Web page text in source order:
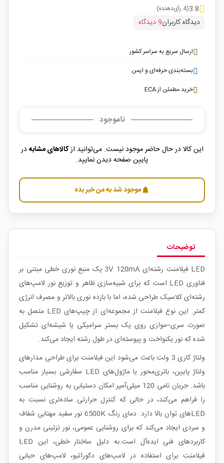
3.8(4 رأی‌دهنده)
دیدگاه کاربران9 دیدگاه
ارسال سریع به سراسر کشور
بسته‌بندی حرفه‌ای و ایمن
خرید مطمئن از ECA
ناموجود
این کالا در حال حاضر موجود نیست. می‌توانید ازکالاهای مشابهدر
پایین صفحه دیدن نمایید.
notificationsموجود شد به من خبر بده
توضیحات
LED فیلامنت رشته‌ای 3V 120mA یک منبع نوری خطی مبتنی بر
فناوری LED است که برای شبیه‌سازی ظاهر و توزیع نور لامپ‌های
رشته‌ای کلاسیک طراحی شده، اما با بازده نوری بالاتر و مصرف انرژی
کمتر. این نوع فیلامنت از مجموعه‌ای از چیپ‌های LED متصل به
صورت سری–موازی روی یک بستر سرامیکی یا شیشه‌ای تشکیل
شده که نور یکنواخت و پیوسته‌ای در طول رشته ایجاد می‌کند.
ولتاژ کاری 3 ولت باعث می‌شود این فیلامنت برای طراحی مدارهای
ولتاژ پایین، باتری‌محور یا ماژول‌های LED سفارشی بسیار مناسب
باشد. جریان نامی 120 میلی‌آمپر امکان دستیابی به روشنایی مناسب
را فراهم می‌کند، در حالی که کنترل حرارتی ساده‌تری نسبت به
LEDهای توان بالا دارد. دمای رنگ 6500K نور سفید مهتابی شفاف
و سردی ایجاد می‌کند که برای روشنایی عمومی، نور تزئینی مدرن و
کاربردهای فنی ایده‌آل است.به دلیل ساختار خطی، این LED
فیلامنت برای استفاده در لامپ‌های دکوراتیو، لامپ‌های حبابی